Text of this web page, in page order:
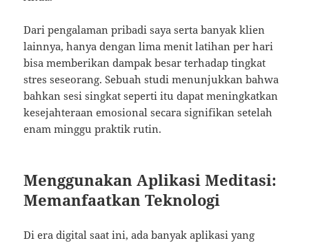
Dari pengalaman pribadi saya serta banyak klien
lainnya, hanya dengan lima menit latihan per hari
bisa memberikan dampak besar terhadap tingkat
stres seseorang. Sebuah studi menunjukkan bahwa
bahkan sesi singkat seperti itu dapat meningkatkan
kesejahteraan emosional secara signifikan setelah
enam minggu praktik rutin.
Menggunakan Aplikasi Meditasi:
Memanfaatkan Teknologi
Di era digital saat ini, ada banyak aplikasi yang